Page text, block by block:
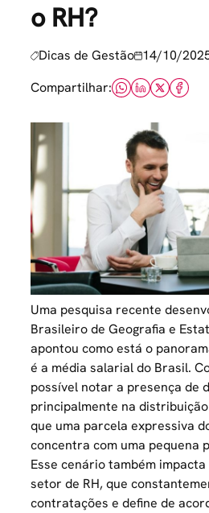
o RH?
Dicas de Gestão 14/10/
Compartilhar:
Uma pesquisa recente
Brasileiro de Geografia e
apontou como está o
é a média salarial do Brasil.
possível notar a presença de
principalmente na
que uma parcela expressiva
concentra com uma pequena
Esse cenário também
setor de RH, que
contratações e define de